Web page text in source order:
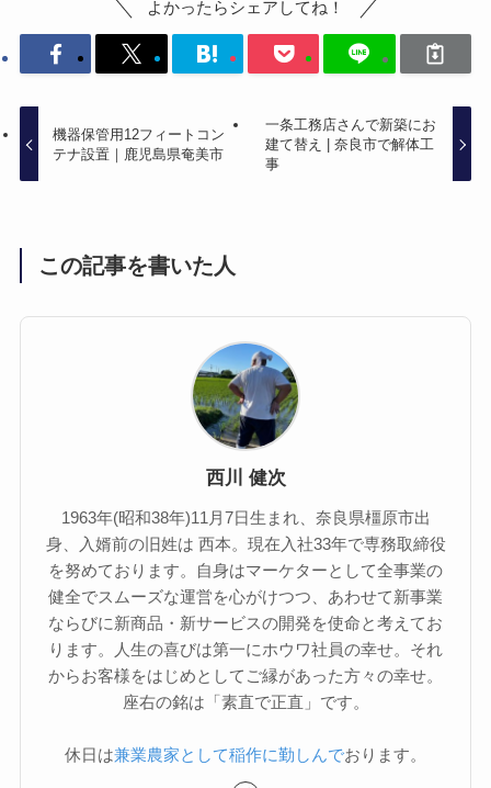
よかったらシェアしてね！
機器保管用12フィートコン
テナ設置｜鹿児島県奄美市
一条工務店さんで新築にお
建て替え | 奈良市で解体工
事
この記事を書いた人
西川 健次
1963年(昭和38年)11月7日生まれ、奈良県橿原市出
身、入婿前の旧姓は 西本。現在入社33年で専務取締役
を努めております。自身はマーケターとして全事業の
健全でスムーズな運営を心がけつつ、あわせて新事業
ならびに新商品・新サービスの開発を使命と考えてお
ります。人生の喜びは第一にホウワ社員の幸せ。それ
からお客様をはじめとしてご縁があった方々の幸せ。
座右の銘は「素直で正直」です。
休日は兼業農家として稲作に勤しんでおります。